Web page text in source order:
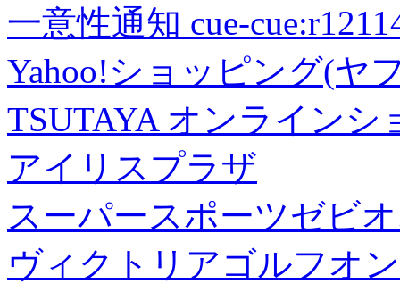
一意性通知 cue-
Yahoo!ショッピング(ヤ
TSUTAYA オンラインシ
アイリスプラザ
スーパースポーツゼビ
ヴィクトリアゴルフオ